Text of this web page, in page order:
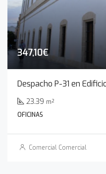
347,10€
23.39 m²
OFICINAS
Comercial Comercial